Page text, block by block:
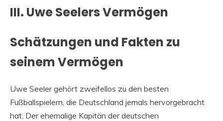
III. Uwe Seelers Vermögen
Schätzungen und Fakten zu
seinem Vermögen
Uwe Seeler gehört zweifellos zu den besten
Fußballspielern, die Deutschland jemals hervorgebracht
hat. Der ehemalige Kapitän der deutschen